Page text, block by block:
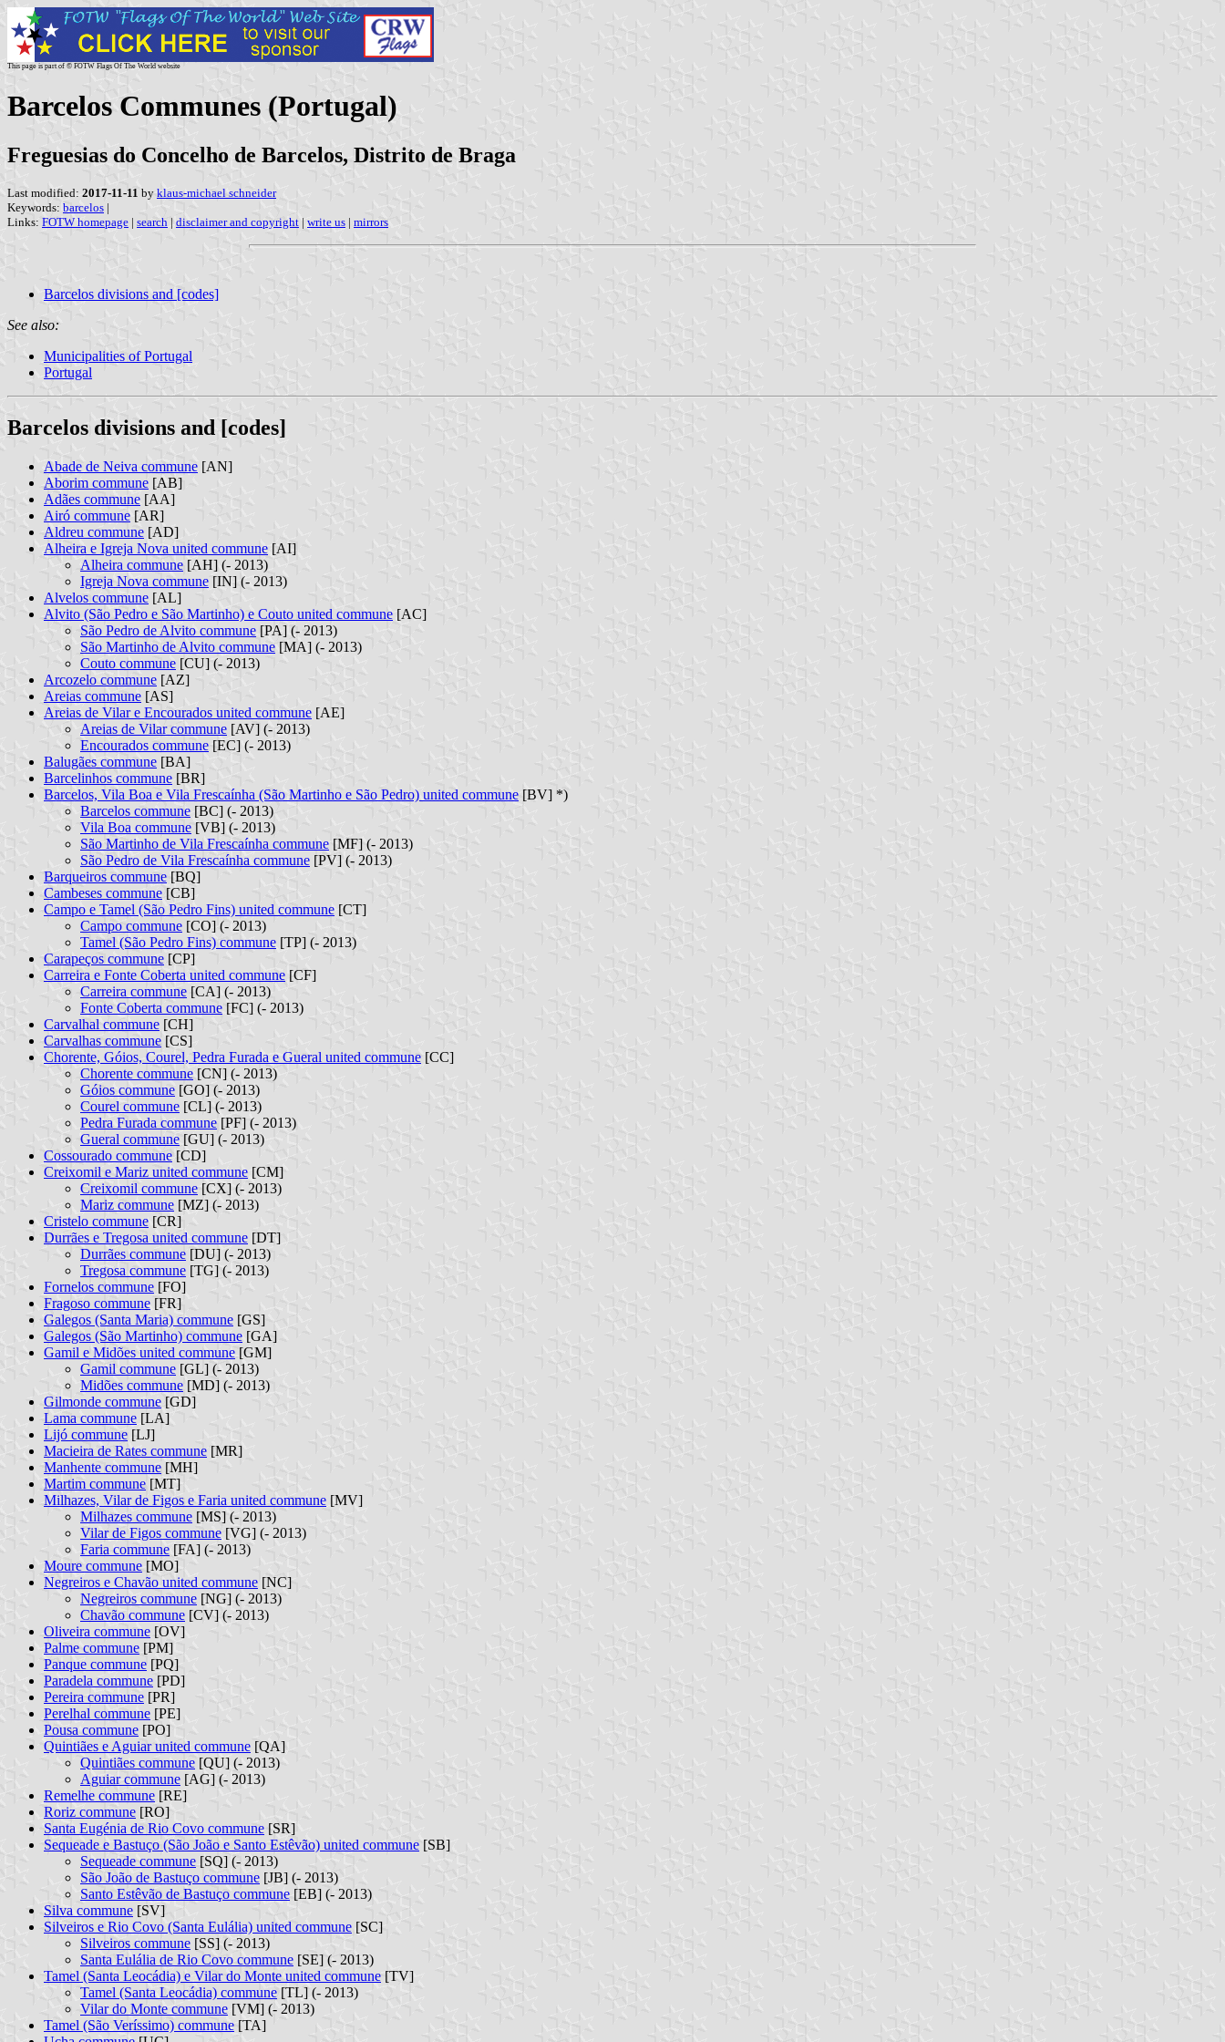
This page is part of © FOTW Flags Of The World website
Barcelos Communes (Portugal)
Freguesias do Concelho de Barcelos, Distrito de Braga
Last modified: 2017-11-11 by klaus-michael schneider
Keywords: barcelos |
Links: FOTW homepage | search | disclaimer and copyright | write us | mirrors
Barcelos divisions and [codes]
See also:
Municipalities of Portugal
Portugal
Barcelos divisions and [codes]
Abade de Neiva commune [AN]
Aborim commune [AB]
Adães commune [AA]
Airó commune [AR]
Aldreu commune [AD]
Alheira e Igreja Nova united commune [AI]
Alheira commune [AH] (- 2013)
Igreja Nova commune [IN] (- 2013)
Alvelos commune [AL]
Alvito (São Pedro e São Martinho) e Couto united commune [AC]
São Pedro de Alvito commune [PA] (- 2013)
São Martinho de Alvito commune [MA] (- 2013)
Couto commune [CU] (- 2013)
Arcozelo commune [AZ]
Areias commune [AS]
Areias de Vilar e Encourados united commune [AE]
Areias de Vilar commune [AV] (- 2013)
Encourados commune [EC] (- 2013)
Balugães commune [BA]
Barcelinhos commune [BR]
Barcelos, Vila Boa e Vila Frescaínha (São Martinho e São Pedro) united commune [BV] *)
Barcelos commune [BC] (- 2013)
Vila Boa commune [VB] (- 2013)
São Martinho de Vila Frescaínha commune [MF] (- 2013)
São Pedro de Vila Frescaínha commune [PV] (- 2013)
Barqueiros commune [BQ]
Cambeses commune [CB]
Campo e Tamel (São Pedro Fins) united commune [CT]
Campo commune [CO] (- 2013)
Tamel (São Pedro Fins) commune [TP] (- 2013)
Carapeços commune [CP]
Carreira e Fonte Coberta united commune [CF]
Carreira commune [CA] (- 2013)
Fonte Coberta commune [FC] (- 2013)
Carvalhal commune [CH]
Carvalhas commune [CS]
Chorente, Góios, Courel, Pedra Furada e Gueral united commune [CC]
Chorente commune [CN] (- 2013)
Góios commune [GO] (- 2013)
Courel commune [CL] (- 2013)
Pedra Furada commune [PF] (- 2013)
Gueral commune [GU] (- 2013)
Cossourado commune [CD]
Creixomil e Mariz united commune [CM]
Creixomil commune [CX] (- 2013)
Mariz commune [MZ] (- 2013)
Cristelo commune [CR]
Durrães e Tregosa united commune [DT]
Durrães commune [DU] (- 2013)
Tregosa commune [TG] (- 2013)
Fornelos commune [FO]
Fragoso commune [FR]
Galegos (Santa Maria) commune [GS]
Galegos (São Martinho) commune [GA]
Gamil e Midões united commune [GM]
Gamil commune [GL] (- 2013)
Midões commune [MD] (- 2013)
Gilmonde commune [GD]
Lama commune [LA]
Lijó commune [LJ]
Macieira de Rates commune [MR]
Manhente commune [MH]
Martim commune [MT]
Milhazes, Vilar de Figos e Faria united commune [MV]
Milhazes commune [MS] (- 2013)
Vilar de Figos commune [VG] (- 2013)
Faria commune [FA] (- 2013)
Moure commune [MO]
Negreiros e Chavão united commune [NC]
Negreiros commune [NG] (- 2013)
Chavão commune [CV] (- 2013)
Oliveira commune [OV]
Palme commune [PM]
Panque commune [PQ]
Paradela commune [PD]
Pereira commune [PR]
Perelhal commune [PE]
Pousa commune [PO]
Quintiães e Aguiar united commune [QA]
Quintiães commune [QU] (- 2013)
Aguiar commune [AG] (- 2013)
Remelhe commune [RE]
Roriz commune [RO]
Santa Eugénia de Rio Covo commune [SR]
Sequeade e Bastuço (São João e Santo Estêvão) united commune [SB]
Sequeade commune [SQ] (- 2013)
São João de Bastuço commune [JB] (- 2013)
Santo Estêvão de Bastuço commune [EB] (- 2013)
Silva commune [SV]
Silveiros e Rio Covo (Santa Eulália) united commune [SC]
Silveiros commune [SS] (- 2013)
Santa Eulália de Rio Covo commune [SE] (- 2013)
Tamel (Santa Leocádia) e Vilar do Monte united commune [TV]
Tamel (Santa Leocádia) commune [TL] (- 2013)
Vilar do Monte commune [VM] (- 2013)
Tamel (São Veríssimo) commune [TA]